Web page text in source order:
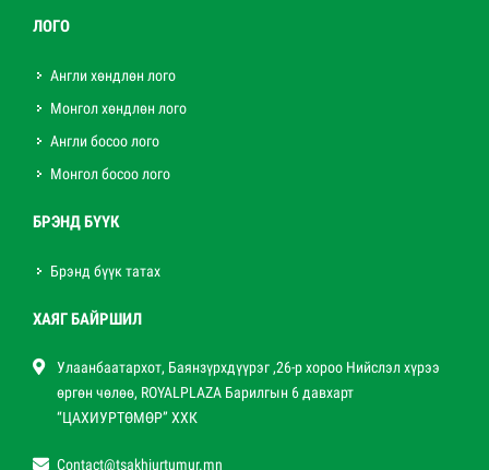
ЛОГО
Англи хөндлөн лого
Монгол хөндлөн лого
Англи босоо лого
Монгол босоо лого
БРЭНД БҮҮК
Брэнд бүүк татах
ХАЯГ БАЙРШИЛ
Улаанбаатархот, Баянзүрхдүүрэг ,26-р хороо Нийслэл хүрээ
өргөн чөлөө, ROYALPLAZA Барилгын 6 давхарт
“ЦАХИУРТӨМӨР” ХХК
Contact@tsakhiurtumur.mn